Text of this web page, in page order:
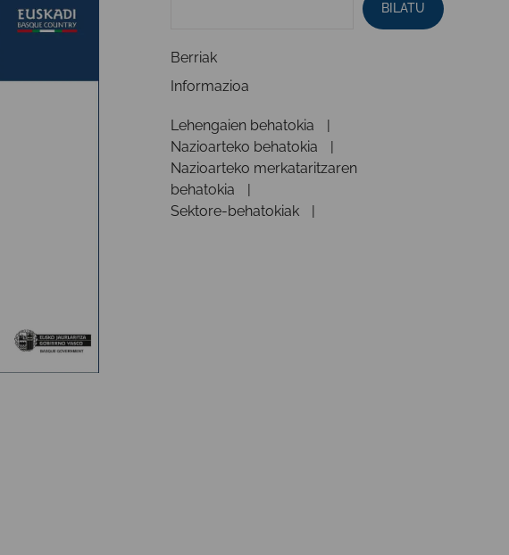
BILATU
Berriak
Informazioa
Lehengaien behatokia
Nazioarteko behatokia
Nazioarteko merkataritzaren
behatokia
Sektore-behatokiak